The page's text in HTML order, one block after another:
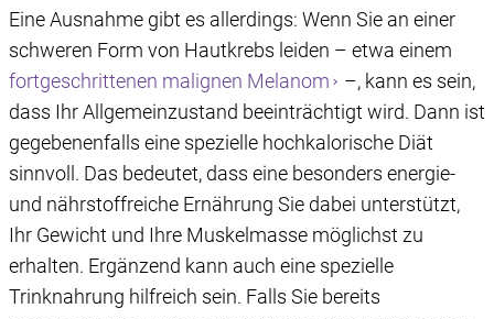
Eine Ausnahme gibt es allerdings: Wenn Sie an einer
schweren Form von Hautkrebs leiden – etwa einem
fortgeschrittenen malignen Melanom
–, kann es sein,
dass Ihr Allgemeinzustand beeinträchtigt wird. Dann ist
gegebenenfalls eine spezielle hochkalorische Diät
sinnvoll. Das bedeutet, dass eine besonders energie-
und nährstoffreiche Ernährung Sie dabei unterstützt,
Ihr Gewicht und Ihre Muskelmasse möglichst zu
erhalten. Ergänzend kann auch eine spezielle
Trinknahrung hilfreich sein. Falls Sie bereits